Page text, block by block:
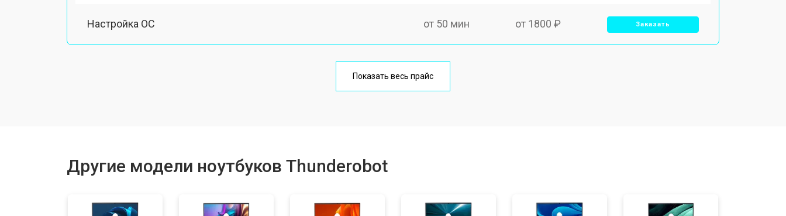
Настройка ОС от 50 мин от 1800 ₽ Заказать
от 100 мин
Показать весь прайс
Другие модели ноутбуков Thunderobot